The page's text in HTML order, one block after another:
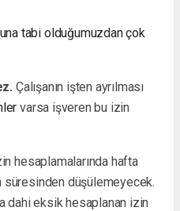
tabi olduğumuzdan çok
Çalışanın işten ayrılması
varsa işveren bu izin
hesaplamalarında hafta
düşülemeyecek.
dahi eksik hesaplanan izin